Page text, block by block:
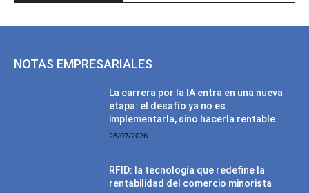
NOTAS EMPRESARIALES
La carrera por la IA entra en una nueva
etapa: el desafío ya no es
implementarla, sino hacerla rentable
28/07/2026
RFID: la tecnología que redefine la
rentabilidad del comercio minorista